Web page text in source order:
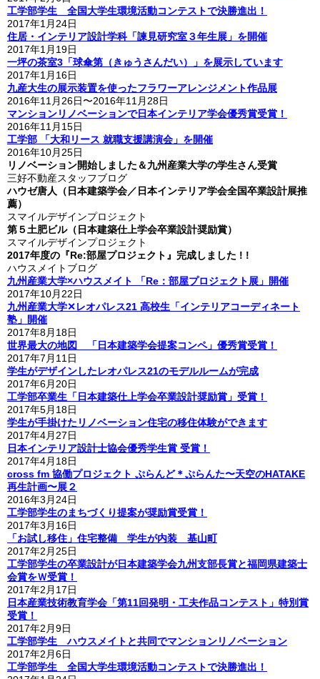
工学部学生 全国大学生環境活動コンテストで決勝進出！
2017年1月24日
住居・インテリア設計学科「諫見研究室３年生展」を開催
2017年1月19日
一坪の茶室3「球傘第（きゅうさんだい）」を展示しています
2017年1月16日
九産大生の展示装置を使ったフラワーアレンジメント作品展
2016年11月26日〜2016年11月28日
マンションリノベーションで日本インテリア学会優秀賞受賞！
2016年11月15日
工学部 「大和リース 就職支援講演会」を開催
2016年10月25日
リノベーション開始しました＆九州産業大学の学生さん受賞
三好不動産スタッフブログ
ハウゼ唐人（日本建築学会／日本インテリア学会全国卒業設計展推
薦）
スマイルデザインプロジェクト
第５土肥ビル（日本建築仕上学会卒業設計奨励賞）
スマイルデザインプロジェクト
2017年度の『Re:部屋プロジェクト』完成しました ! !
ハウスメイトブログ
九州産業大学×ハウスメイト 「Re：部屋プロジェクト展」開催
2017年10月22日
九州産業大学✕レオパレス21 高校生「インテリアコーディネート
塾」開催
2017年8月18日
世界最大の地図 「日本建築学会提案コンペ」優秀賞受賞！
2017年7月11日
学生がデザインしたレオパレス21のモデルルームが完成
2017年6月20日
工学部卒業生「日本建築仕上学会卒業設計奨励賞」受賞！
2017年5月18日
学生が手掛けたリノベーション住宅の移住体験ができます
2017年4月27日
日本インテリア設計士協会優秀学生賞 受賞！
2017年4月18日
cross fm 協働プロジェクト ぷらんど＊ぷらんた〜天空のHATAKE
再生計画〜展２
2016年3月24日
工学部学生のまちづくり提案が奨励賞受賞！
2017年3月16日
「お試し移住」住宅整備 学生が内装 基山町
2017年2月25日
工学部学生の卒業設計が日本建築学会九州支部長賞と福岡県建築士
会賞をＷ受賞！
2017年2月17日
日本産業技術教育学会「第11回発明・工夫作品コンテスト」特別賞
受賞！
2017年2月9日
工学部学生 ハウスメイトと共同でマンションリノベーション
2017年2月6日
工学部学生 全国大学生環境活動コンテストで決勝進出！